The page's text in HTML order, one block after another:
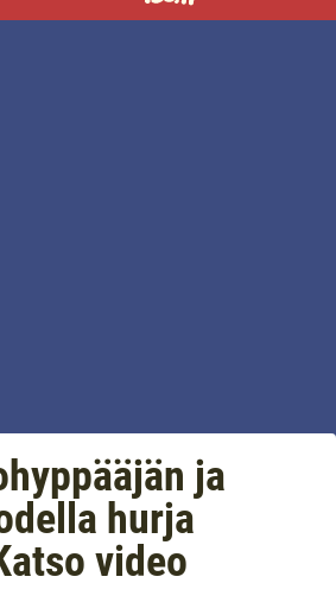
ja
hurja
video